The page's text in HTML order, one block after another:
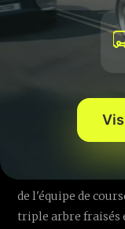
propriété dePolaris
En 2020, la série
LLC a débuté
WeatherTech
sept rounds et 14
de l'équipe de
triple arbre fraisés